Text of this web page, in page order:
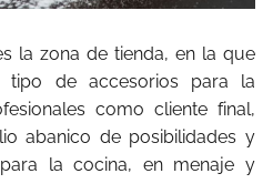
la zona de tienda, en la que
tipo de accesorios para la
como cliente final,
abanico de posibilidades y
la cocina, en menaje y